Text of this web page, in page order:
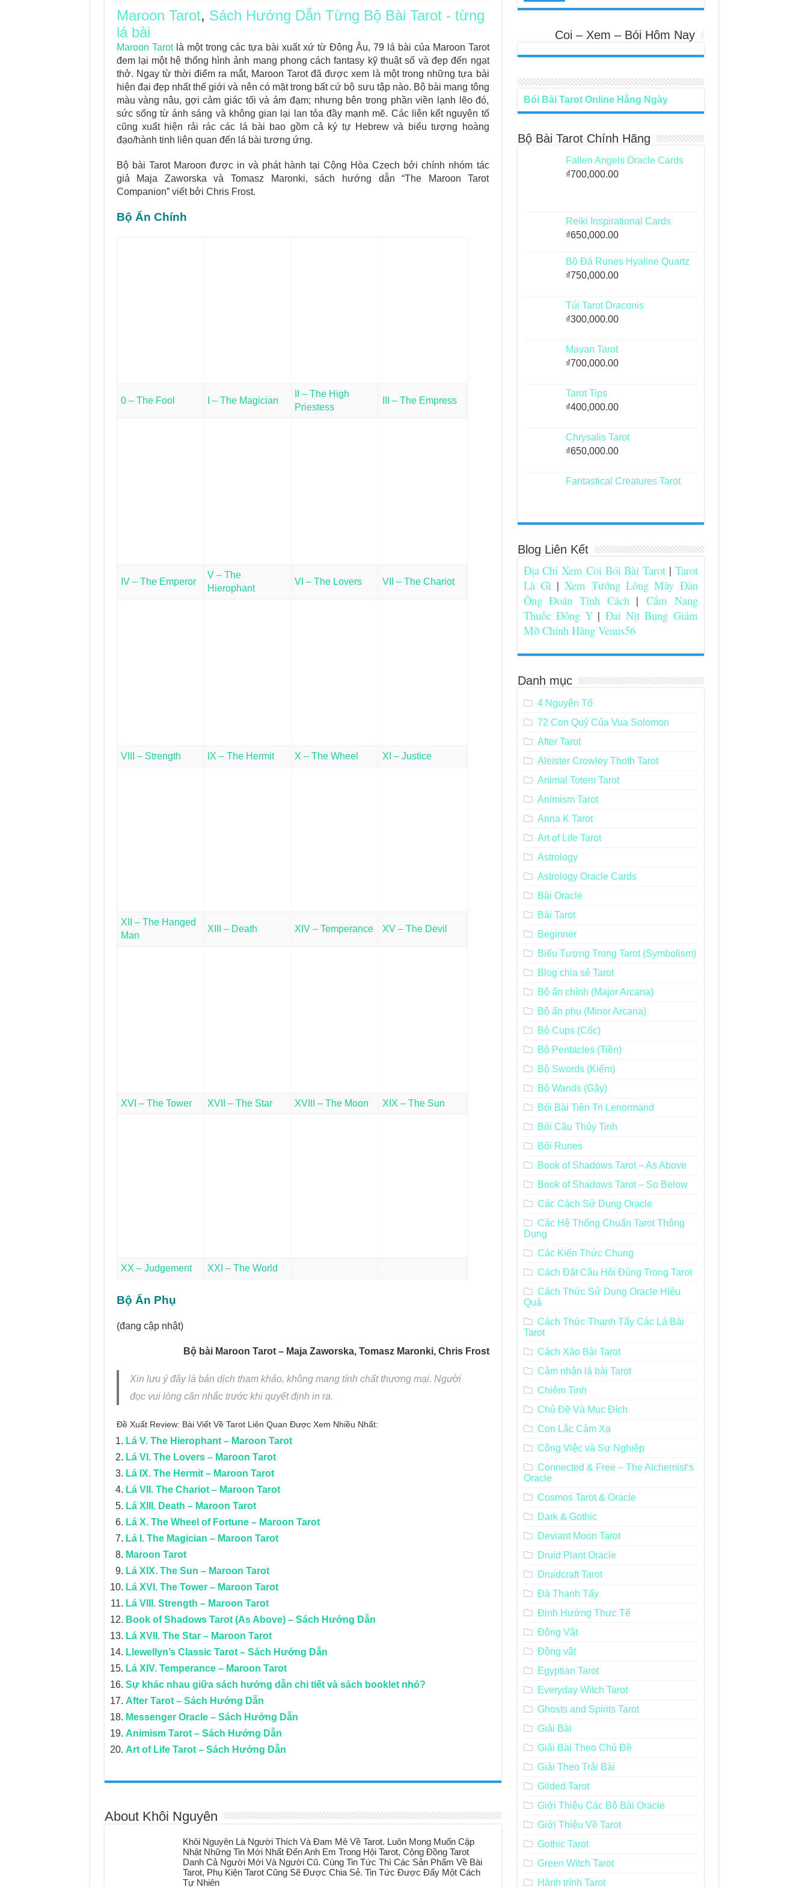
Journey Of Love Oracle – Lá Số 68: Drop Into Your Heart
Journey Of Love Oracle – Lá Số 67: The Swan
Journey Of Love Oracle – Lá Số 66: Coming Together
Journey Of Love Oracle – Lá Số 65: The Breaking
Maroon Tarot, Sách Hướng Dẫn Từng Bộ Bài Tarot - từng
lá bài
Maroon Tarotlà một trong các tựa bài xuất xứ từ Đông Âu, 79 lá bài của Maroon Tarot
đem lại một hệ thống hình ảnh mang phong cách fantasy kỹ thuật số và đẹp đến ngạt
thở. Ngay từ thời điểm ra mắt, Maroon Tarot đã được xem là một trong những tựa bài
hiện đại đẹp nhất thế giới và nên có mặt trong bất cứ bộ sưu tập nào. Bộ bài mang tông
màu vàng nâu, gợi cảm giác tối và ảm đạm; nhưng bên trong phần viền lạnh lẽo đó,
sức sống từ ánh sáng và không gian lại lan tỏa đầy mạnh mẽ. Các liên kết nguyên tố
cũng xuất hiện rải rác các lá bài bao gồm cả ký tự Hebrew và biểu tượng hoàng
đạo/hành tinh liên quan đến lá bài tương ứng.
Bộ bài Tarot Maroon được in và phát hành tại Cộng Hòa Czech bởi chính nhóm tác
giả Maja Zaworska và Tomasz Maronki, sách hướng dẫn “The Maroon Tarot
Companion” viết bởi Chris Frost.
Bộ Ẩn Chính
0 – The Fool I – The Magician
II – The High
Priestess
III – The Empress
IV – The Emperor
V – The
Hierophant
VI – The Lovers VII – The Chariot
VIII – Strength IX – The Hermit X – The Wheel XI – Justice
XII – The Hanged
Man
XIII – Death XIV – Temperance XV – The Devil
XVI – The Tower XVII – The Star XVIII – The Moon XIX – The Sun
XX – Judgement XXI – The World
Bộ Ẩn Phụ
(đang cập nhật)
Bộ bài Maroon Tarot – Maja Zaworska, Tomasz Maronki, Chris Frost
Xin lưu ý đây là bản dịch tham khảo, không mang tính chất thương mại. Người
đọc vui lòng cân nhắc trước khi quyết định in ra.
Đề Xuất Review: Bài Viết Về Tarot Liên Quan Được Xem Nhiều Nhất:
Lá V. The Hierophant – Maroon Tarot
Lá VI. The Lovers – Maroon Tarot
Lá IX. The Hermit – Maroon Tarot
Lá VII. The Chariot – Maroon Tarot
Lá XIII. Death – Maroon Tarot
Lá X. The Wheel of Fortune – Maroon Tarot
Lá I. The Magician – Maroon Tarot
Maroon Tarot
Lá XIX. The Sun – Maroon Tarot
Lá XVI. The Tower – Maroon Tarot
Lá VIII. Strength – Maroon Tarot
Book of Shadows Tarot (As Above) – Sách Hướng Dẫn
Lá XVII. The Star – Maroon Tarot
Llewellyn’s Classic Tarot – Sách Hướng Dẫn
Lá XIV. Temperance – Maroon Tarot
Sự khác nhau giữa sách hướng dẫn chi tiết và sách booklet nhỏ?
After Tarot – Sách Hướng Dẫn
Messenger Oracle – Sách Hướng Dẫn
Animism Tarot – Sách Hướng Dẫn
Art of Life Tarot – Sách Hướng Dẫn
About Khôi Nguyên
Khôi Nguyên Là Người Thích Và Đam Mê Về Tarot. Luôn Mong Muốn Cập
Nhật Những Tin Mới Nhất Đến Anh Em Trong Hội Tarot, Cộng Đồng Tarot
Danh Cả Người Mới Và Người Cũ. Cùng Tin Tức Thì Các Sản Phẩm Về Bài
Tarot, Phụ Kiện Tarot Cũng Sẽ Được Chia Sẻ. Tin Tức Được Đẩy Một Cách
Tự Nhiên
Coi – Xem – Bói Hôm Nay
Bói Bài Tarot Online Hằng Ngày
Bộ Bài Tarot Chính Hãng
Fallen Angels Oracle Cards
₫700,000.00
Reiki Inspirational Cards
₫650,000.00
Bộ Đá Runes Hyaline Quartz
₫750,000.00
Túi Tarot Draconis
₫300,000.00
Mayan Tarot
₫700,000.00
Tarot Tips
₫400,000.00
Chrysalis Tarot
₫650,000.00
Fantastical Creatures Tarot
Blog Liên Kết
Địa Chỉ Xem Coi Bói Bài Tarot | Tarot
Là Gì|Xem Tướng Lông Mày Đàn
Ông Đoán Tính Cách| Cẩm Nang
Thuốc Đông Y|Đai Nịt Bụng Giảm
Mỡ Chính Hãng Venus56
Danh mục
4 Nguyên Tố
72 Con Quỷ Của Vua Solomon
After Tarot
Aleister Crowley Thoth Tarot
Animal Totem Tarot
Animism Tarot
Anna K Tarot
Art of Life Tarot
Astrology
Astrology Oracle Cards
Bài Oracle
Bài Tarot
Beginner
Biểu Tượng Trong Tarot (Symbolism)
Blog chia sẻ Tarot
Bộ ẩn chính (Major Arcana)
Bộ ẩn phụ (Minor Arcana)
Bộ Cups (Cốc)
Bộ Pentacles (Tiền)
Bộ Swords (Kiếm)
Bộ Wands (Gậy)
Bói Bài Tiên Tri Lenormand
Bói Cầu Thủy Tinh
Bói Runes
Book of Shadows Tarot – As Above
Book of Shadows Tarot – So Below
Các Cách Sử Dụng Oracle
Các Hệ Thống Chuẩn Tarot Thông
Dụng
Các Kiến Thức Chung
Cách Đặt Câu Hỏi Đúng Trong Tarot
Cách Thức Sử Dụng Oracle Hiệu
Quả
Cách Thức Thanh Tẩy Các Lá Bài
Tarot
Cách Xào Bài Tarot
Cảm nhận lá bài Tarot
Chiêm Tinh
Chủ Đề Và Mục Đích
Con Lắc Cảm Xạ
Công Việc và Sự Nghiệp
Connected & Free – The Alchemist’s
Oracle
Cosmos Tarot & Oracle
Dark & Gothic
Deviant Moon Tarot
Druid Plant Oracle
Druidcraft Tarot
Đá Thanh Tẩy
Định Hướng Thực Tế
Động Vật
Động vật
Egyptian Tarot
Everyday Witch Tarot
Ghosts and Spirits Tarot
Giải Bài
Giải Bài Theo Chủ Đề
Giải Theo Trải Bài
Gilded Tarot
Giới Thiệu Các Bộ Bài Oracle
Giới Thiệu Về Tarot
Gothic Tarot
Green Witch Tarot
Hành trình Tarot